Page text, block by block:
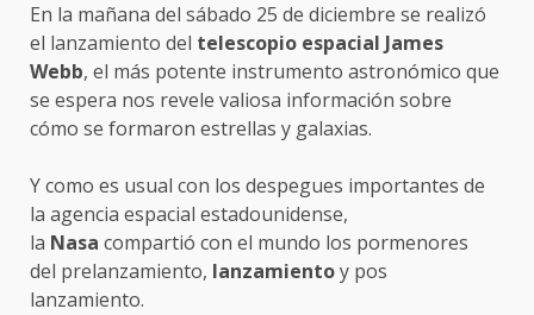
En la mañana del sábado 25 de diciembre se realizó
el lanzamiento del telescopio espacial James
Webb, el más potente instrumento astronómico que
se espera nos revele valiosa información sobre
cómo se formaron estrellas y galaxias.
Y como es usual con los despegues importantes de
la agencia espacial estadounidense,
la Nasa compartió con el mundo los pormenores
del prelanzamiento, lanzamientoy pos
lanzamiento.